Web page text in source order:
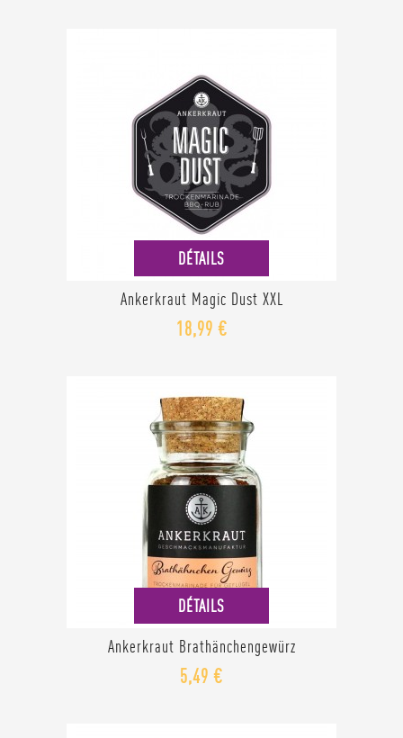
DÉTAILS
Ankerkraut Magic Dust XXL
18,99 €
DÉTAILS
Ankerkraut Brathänchengewürz
5,49 €